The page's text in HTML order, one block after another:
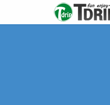
바
뉴
토